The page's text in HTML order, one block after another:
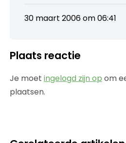
30 maart 2006 om 06:41
Plaats reactie
Je moet ingelogd zijn op om
plaatsen.